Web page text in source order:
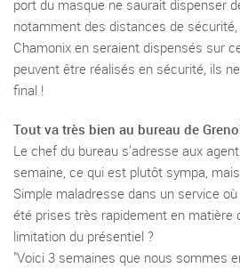
port du masque ne saurait dispenser
notamment des distances de
Chamonix en seraient dispensés sur
peuvent être réalisés en sécurité, ils
final !
Tout va très bien au bureau de
Le chef du bureau s’adresse aux
semaine, ce qui est plutôt sympa,
Simple maladresse dans un service
été prises très rapidement en matière
limitation du présentiel ?
"Voici 3 semaines que nous sommes